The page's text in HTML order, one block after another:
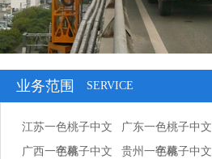
业务范围 SERVICE
江苏一色桃子中文
字幕
广东一色桃子中文
字幕
广西一色桃子中文
贵州一色桃子中文